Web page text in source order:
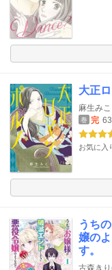
大正
麻生みこ
巻 完
お気に入
うち
嬢の
す。
古森き